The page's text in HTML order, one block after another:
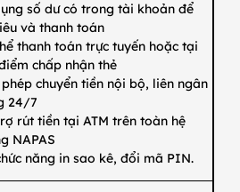
số dư có trong tài khoản để
và thanh toán
thanh toán trực tuyến hoặc tại
chấp nhận thẻ
chuyển tiền nội bộ, liên ngân
24/7
rút tiền tại ATM trên toàn hệ
NAPAS
năng in sao kê, đổi mã PIN.